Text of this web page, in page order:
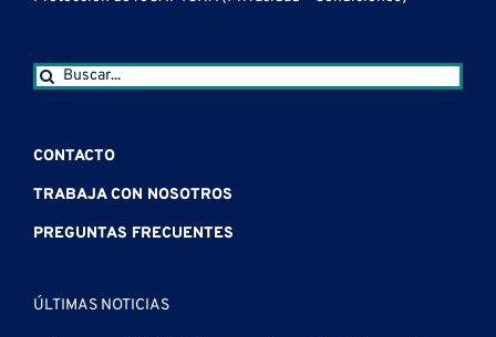
Buscar:
CONTACTO
TRABAJA CON NOSOTROS
PREGUNTAS FRECUENTES
ÚLTIMAS NOTICIAS